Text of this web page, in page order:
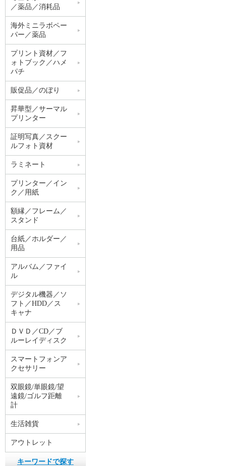
／薬品／消耗品
海外ミニラボペー
パー／薬品
プリント資材／フ
ォトブック／ハメ
パチ
販促品／のぼり
昇華型／サーマル
プリンター
証明写真／スクー
ルフォト資材
ラミネート
プリンター／イン
ク／用紙
額縁／フレーム／
スタンド
台紙／ホルダー／
用品
アルバム／ファイ
ル
デジタル機器／ソ
フト／HDD／ス
キャナ
ＤＶＤ／CD／ブ
ルーレイディスク
スマートフォンア
クセサリー
双眼鏡/単眼鏡/望
遠鏡/ゴルフ距離
計
生活雑貨
アウトレット
キーワードで探す